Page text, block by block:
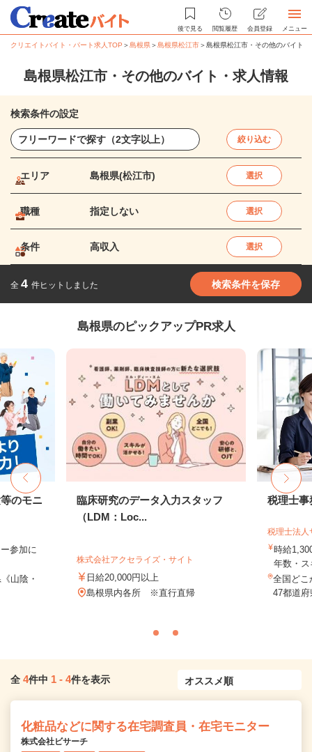
後で見る 閲覧履歴 会員登録 メニュー
クリエイトバイト・パート求人TOP ＞島根県＞島根県松江市＞島根県松江市・その他のバイト
島根県松江市・その他のバイト・求人情報
検索条件の設定
絞り込む
エリア 島根県(松江市) 選択
職種 指定しない 選択
条件 高収入 選択
全 4 件ヒットしました 検索条件を保存
島根県のピックアップPR求人
のモニ
参加に
山陰・
臨床研究のデータ入力スタッフ
（LDM：Loc...
株式会社アクセライズ・サイト
日給20,000円以上
島根県内各所 ※直行直帰
税理士事
税理士法人
時給
年数・
全国どこ
47都道
全 4件中 1 - 4件を表示
化粧品などに関する在宅調査員・在宅モニター
株式会社ビサーチ